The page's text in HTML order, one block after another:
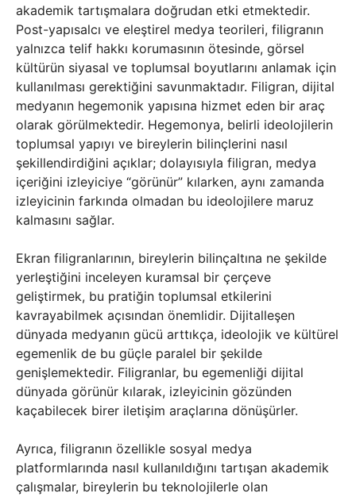
akademik tartışmalara doğrudan etki etmektedir.
Post-yapısalcı ve eleştirel medya teorileri, filigranın
yalnızca telif hakkı korumasının ötesinde, görsel
kültürün siyasal ve toplumsal boyutlarını anlamak için
kullanılması gerektiğini savunmaktadır. Filigran, dijital
medyanın hegemonik yapısına hizmet eden bir araç
olarak görülmektedir. Hegemonya, belirli ideolojilerin
toplumsal yapıyı ve bireylerin bilinçlerini nasıl
şekillendirdiğini açıklar; dolayısıyla filigran, medya
içeriğini izleyiciye “görünür” kılarken, aynı zamanda
izleyicinin farkında olmadan bu ideolojilere maruz
kalmasını sağlar.
Ekran filigranlarının, bireylerin bilinçaltına ne şekilde
yerleştiğini inceleyen kuramsal bir çerçeve
geliştirmek, bu pratiğin toplumsal etkilerini
kavrayabilmek açısından önemlidir. Dijitalleşen
dünyada medyanın gücü arttıkça, ideolojik ve kültürel
egemenlik de bu güçle paralel bir şekilde
genişlemektedir. Filigranlar, bu egemenliği dijital
dünyada görünür kılarak, izleyicinin gözünden
kaçabilecek birer iletişim araçlarına dönüşürler.
Ayrıca, filigranın özellikle sosyal medya
platformlarında nasıl kullanıldığını tartışan akademik
çalışmalar, bireylerin bu teknolojilerle olan